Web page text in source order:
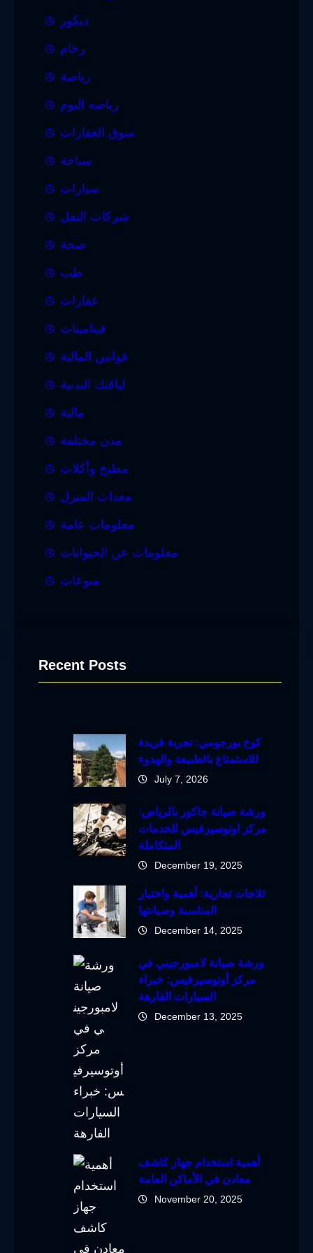
ديكور
رخام
رياضة
رياضه اليوم
سوق العقارات
سياحة
سيارات
شركات النقل
صحة
طب
عقارات
فيتامينات
قوانين المالية
لياقتك البدنية
مالية
مدن مختلفة
مطبخ وأكلات
معدات المنزل
معلومات عامة
معلومات عن الحيوانات
منوعات
Recent Posts
كوخ بورجومي: تجربة فريدة
للاستمتاع بالطبيعة والهدوء
July 7, 2026
ورشة صيانة جاكور بالرياض:
مركز اوتوسيرفيس للخدمات
المتكاملة
December 19, 2025
ثلاجات تجارية: أهمية واختيار
المناسبة وصيانتها
December 14, 2025
ورشة صيانة لامبورجيني في
مركز أوتوسيرفيس: خبراء
السيارات الفارهة
December 13, 2025
أهمية استخدام جهاز كاشف
معادن في الأماكن العامة
November 20, 2025